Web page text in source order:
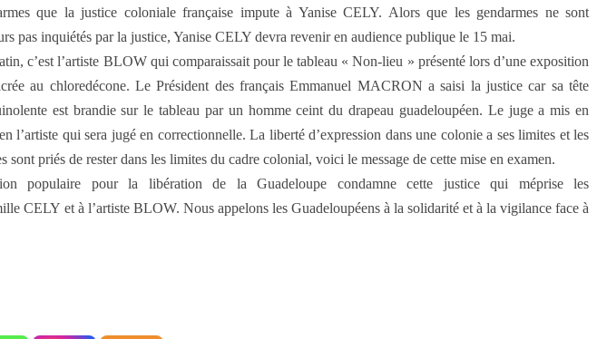
que la justice coloniale française impute à Yanise CELY. Alors que les gendarmes ne sont
pas inquiétés par la justice, Yanise CELY devra revenir en audience publique le 15 mai.
c’est l’artiste BLOW qui comparaissait pour le tableau « Non-lieu » présenté lors d’une exposition
au chloredécone. Le Président des français Emmanuel MACRON a saisi la justice car sa tête
est brandie sur le tableau par un homme ceint du drapeau guadeloupéen. Le juge a mis en
l’artiste qui sera jugé en correctionnelle. La liberté d’expression dans une colonie a ses limites et les
sont priés de rester dans les limites du cadre colonial, voici le message de cette mise en examen.
populaire pour la libération de la Guadeloupe condamne cette justice qui méprise les
CELY et à l’artiste BLOW. Nous appelons les Guadeloupéens à la solidarité et à la vigilance face à